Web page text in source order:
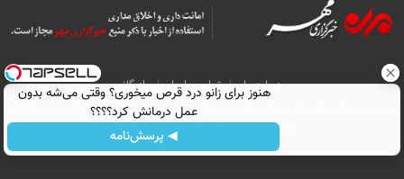
درباره ما تماس با ما
بازرگانی
All Content by Mehr News Agency is licensed under a Creative Commons
Attribution 4.0 International License.
هنوز برای زانو درد قرص میخوری؟ وقتی می‌شه بدون
عمل درمانش کرد؟؟؟؟
◀ پرسش‌نامه